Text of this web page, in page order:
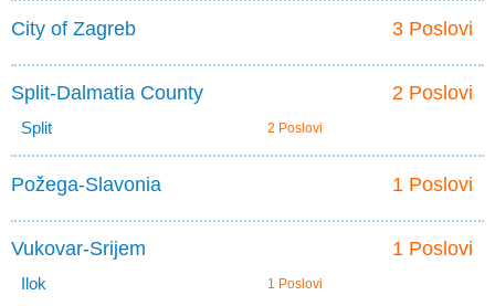
3 Poslovi
City of Zagreb
2 Poslovi
Split-Dalmatia County
Split 2 Poslovi
1 Poslovi
Požega-Slavonia
1 Poslovi
Vukovar-Srijem
Ilok 1 Poslovi